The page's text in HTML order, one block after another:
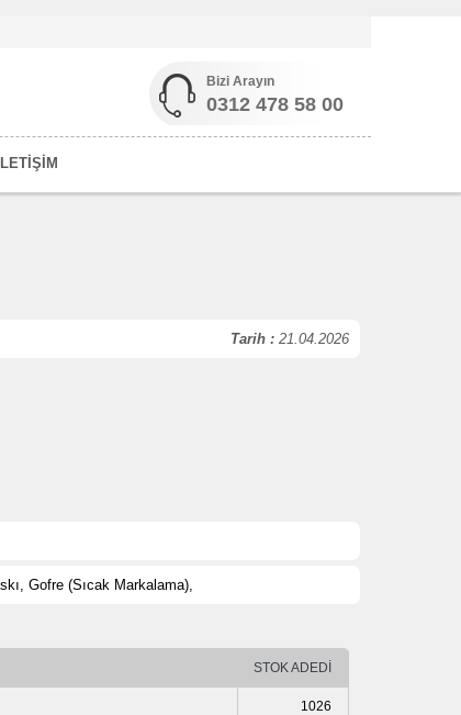
Bizi Arayın
0312 478 58 00
İLETİŞİM
Tarih : 21.04.2026
Gofre (Sıcak Markalama),
STOK ADEDİ
1026